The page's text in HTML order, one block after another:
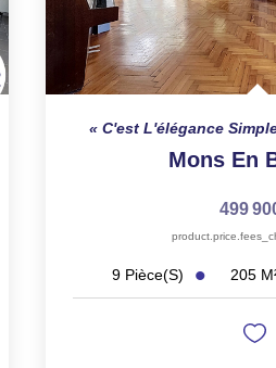
C'est L'élégance
Mons En
499
9 Pièce(s) 205